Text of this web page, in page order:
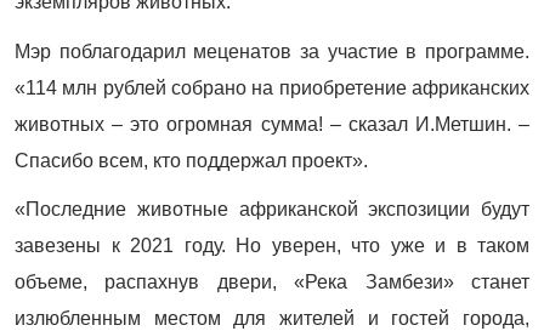
Мэр поблагодарил меценатов за участие в программе.
«114 млн рублей собрано на приобретение африканских
животных – это огромная сумма! – сказал И.Метшин. –
Спасибо всем, кто поддержал проект».
«Последние животные африканской экспозиции будут
завезены к 2021 году. Но уверен, что уже и в таком
объеме, распахнув двери, «Река Замбези» станет
излюбленным местом для жителей и гостей города,